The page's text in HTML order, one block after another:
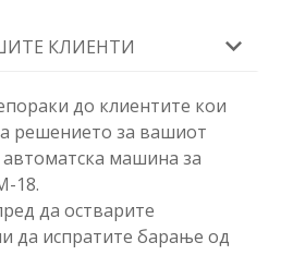
КЛИЕНТИ
до клиентите кои
решението за вашиот
машина за
18.
да остварите
да испратите барање од